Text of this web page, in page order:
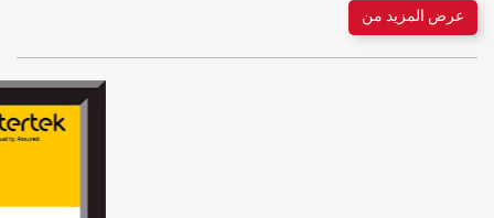
عرض المزيد من